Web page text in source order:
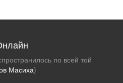
по всей той
Масиха)